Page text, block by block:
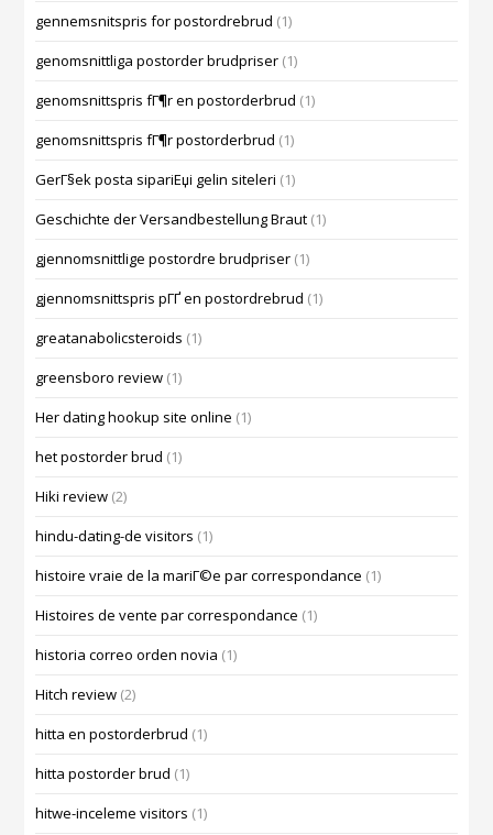
gennemsnitspris for postordrebrud (1)
genomsnittliga postorder brudpriser (1)
genomsnittspris fГ¶r en postorderbrud (1)
genomsnittspris fГ¶r postorderbrud (1)
GerГ§ek posta sipariЕџi gelin siteleri (1)
Geschichte der Versandbestellung Braut (1)
gjennomsnittlige postordre brudpriser (1)
gjennomsnittspris pГҐ en postordrebrud (1)
greatanabolicsteroids (1)
greensboro review (1)
Her dating hookup site online (1)
het postorder brud (1)
Hiki review (2)
hindu-dating-de visitors (1)
histoire vraie de la mariГ©e par correspondance (1)
Histoires de vente par correspondance (1)
historia correo orden novia (1)
Hitch review (2)
hitta en postorderbrud (1)
hitta postorder brud (1)
hitwe-inceleme visitors (1)